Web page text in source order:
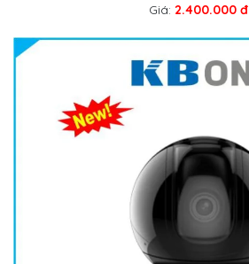
Giá: 2.400.000 đ